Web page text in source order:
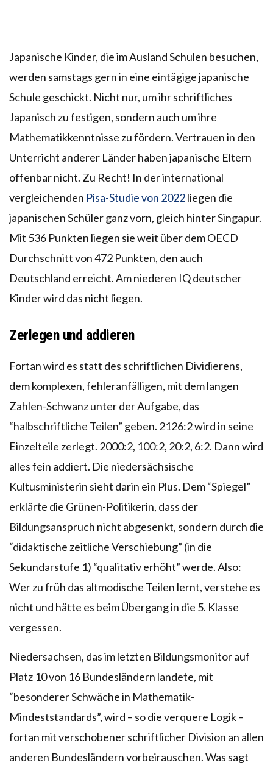
Japanische Kinder, die im Ausland Schulen besuchen,
werden samstags gern in eine eintägige japanische
Schule geschickt. Nicht nur, um ihr schriftliches
Japanisch zu festigen, sondern auch um ihre
Mathematikkenntnisse zu fördern. Vertrauen in den
Unterricht anderer Länder haben japanische Eltern
offenbar nicht. Zu Recht! In der international
vergleichenden Pisa-Studie von 2022liegen die
japanischen Schüler ganz vorn, gleich hinter Singapur.
Mit 536 Punkten liegen sie weit über dem OECD
Durchschnitt von 472 Punkten, den auch
Deutschland erreicht. Am niederen IQ deutscher
Kinder wird das nicht liegen.
Zerlegen und addieren
Fortan wird es statt des schriftlichen Dividierens,
dem komplexen, fehleranfälligen, mit dem langen
Zahlen-Schwanz unter der Aufgabe, das
“halbschriftliche Teilen” geben. 2126:2 wird in seine
Einzelteile zerlegt. 2000:2, 100:2, 20:2, 6:2. Dann wird
alles fein addiert. Die niedersächsische
Kultusministerin sieht darin ein Plus. Dem “Spiegel”
erklärte die Grünen-Politikerin, dass der
Bildungsanspruch nicht abgesenkt, sondern durch die
“didaktische zeitliche Verschiebung” (in die
Sekundarstufe 1) “qualitativ erhöht” werde. Also:
Wer zu früh das altmodische Teilen lernt, verstehe es
nicht und hätte es beim Übergang in die 5. Klasse
vergessen.
Niedersachsen, das im letzten Bildungsmonitor auf
Platz 10 von 16 Bundesländern landete, mit
“besonderer Schwäche in Mathematik-
Mindeststandards”, wird – so die verquere Logik –
fortan mit verschobener schriftlicher Division an allen
anderen Bundesländern vorbeirauschen. Was sagt